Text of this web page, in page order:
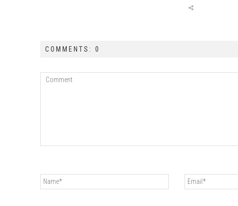
COMMENTS: 0